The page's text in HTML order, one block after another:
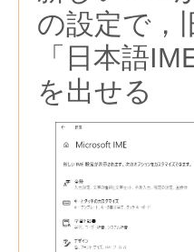
の設定で，
「日本語
を出せる